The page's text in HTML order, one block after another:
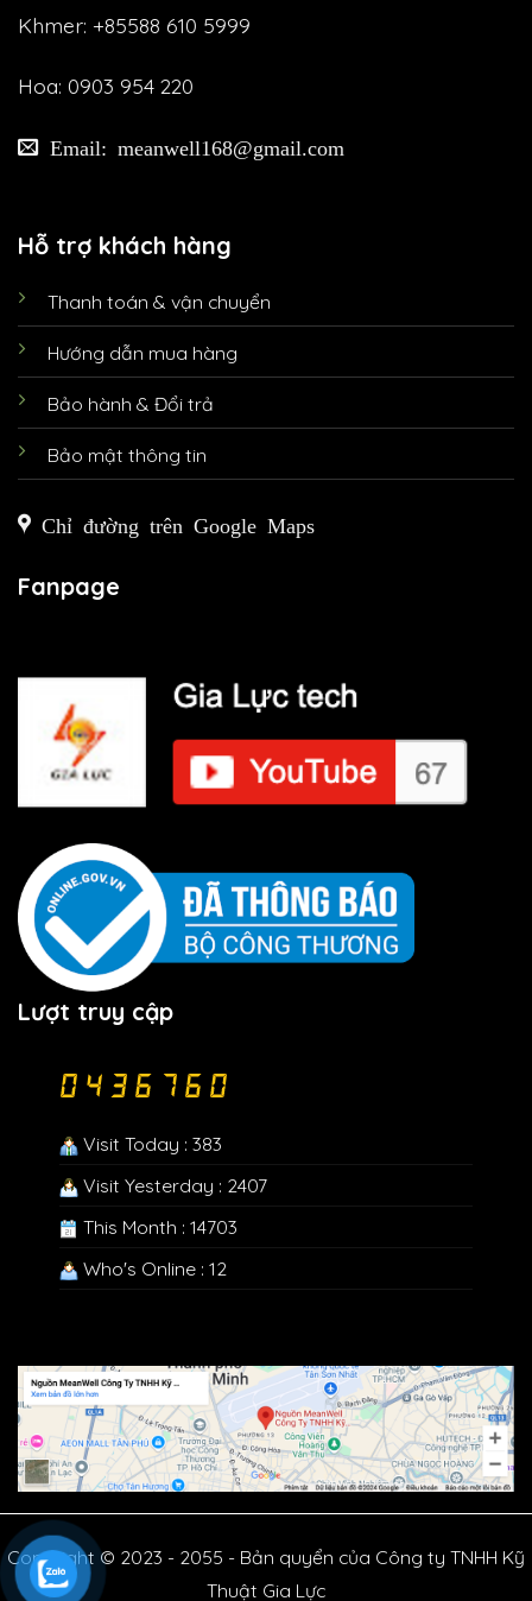
Khmer: +85588 610 5999
Hoa: 0903 954 220
Email: meanwell168@gmail.com
Hỗ trợ khách hàng
Thanh toán & vận chuyển
Hướng dẫn mua hàng
Bảo hành & Đổi trả
Bảo mật thông tin
Chỉ đường trên Google Maps
Fanpage
Lượt truy cập
Visit Today : 383
Visit Yesterday : 2407
This Month : 14703
Who's Online : 12
Copyright © 2023 - 2055 - Bản quyển của Công ty TNHH Kỹ
Thuật Gia Lực